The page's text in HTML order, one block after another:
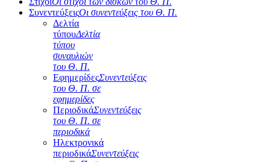
ΣυνεντεύξειςΟι συνεντεύξεις του Θ. Π.
Δελτία
τύπουΔελτία
τύπου
συναυλιών
του Θ. Π.
ΕφημερίδεςΣυνεντεύξεις
του Θ. Π. σε
εφημερίδες
ΠεριοδικάΣυνεντεύξεις
του Θ. Π. σε
περιοδικά
Ηλεκτρονικά
περιοδικάΣυνεντεύξεις